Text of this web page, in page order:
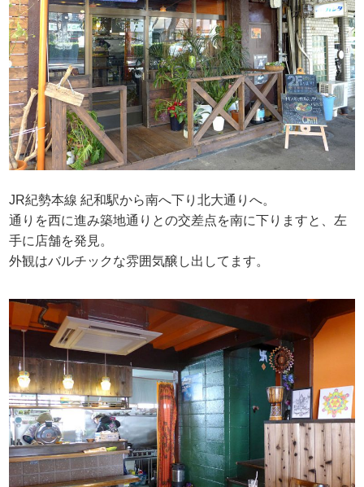
JR紀勢本線 紀和駅から南へ下り北大通りへ。
通りを西に進み築地通りとの交差点を南に下りますと、左
手に店舗を発見。
外観はバルチックな雰囲気醸し出してます。